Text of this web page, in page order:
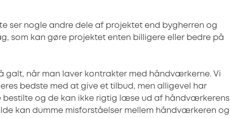
ser nogle andre dele af projektet end bygherren og
som kan gøre projektet enten billigere eller bedre på
galt, når man laver kontrakter med håndværkerne. Vi
bedste med at give et tilbud, men alligevel har
bestilte og de kan ikke rigtig læse ud af håndværkerens
kan dumme misforståelser mellem håndværkeren og